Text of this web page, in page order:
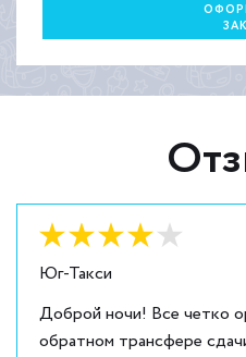
Юг-Такси
Оценка: 4
Доброй ночи! Все четко
обратном трансфере